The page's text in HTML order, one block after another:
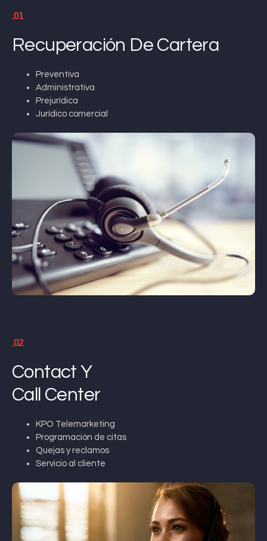
.01
Recuperación De Cartera
Preventiva
Administrativa
Prejurídica
Jurídico comercial
.02
Contact Y
Call Center
KPO Telemarketing
Programación de citas
Quejas y reclamos
Servicio al cliente